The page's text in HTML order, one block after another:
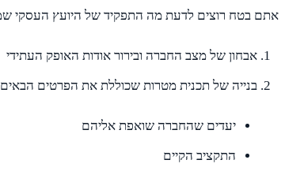
אתם בטח רוצים לדעת מה התפקיד של היועץ העסקי
אבחון של מצב החברה ובירור אודות האופק העתידי
בנייה של תכנית מטרות שכוללת את הפרטים
יעדים שהחברה שואפת אליהם
התקציב הקיים